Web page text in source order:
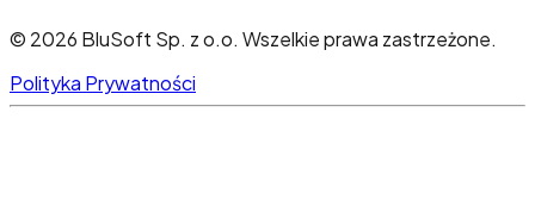
© 2026 BluSoft Sp. z o.o. Wszelkie prawa zastrzeżone.
Polityka Prywatności